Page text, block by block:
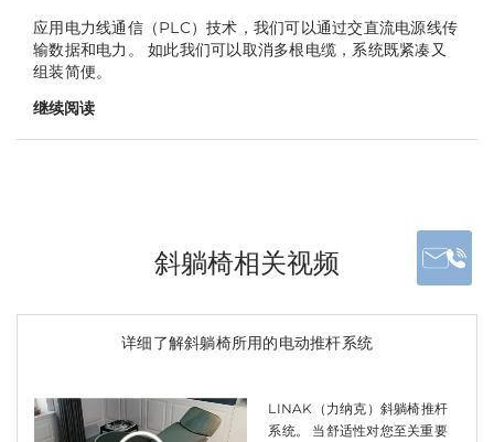
应用电力线通信（PLC）技术，我们可以通过交直流电源线传
输数据和电力。 如此我们可以取消多根电缆，系统既紧凑又
组装简便。
继续阅读
斜躺椅相关视频
详细了解斜躺椅所用的电动推杆系统
LINAK（力纳克）斜躺椅推杆
系统。 当舒适性对您至关重要